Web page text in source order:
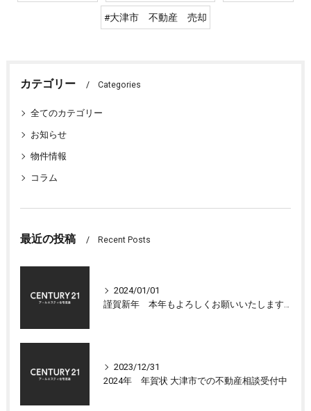
#大津市 不動産 売却
カテゴリー Categories
全てのカテゴリー
お知らせ
物件情報
コラム
最近の投稿 Recent Posts
2024/01/01
2023/12/31
2024年 年賀状 大津市での不動産相談受付中